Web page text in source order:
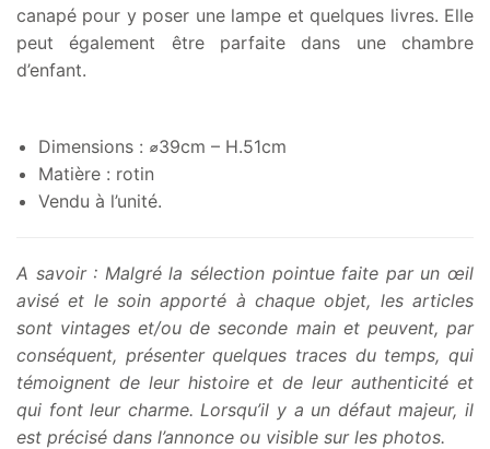
canapé pour y poser une lampe et quelques livres. Elle
peut également être parfaite dans une chambre
d’enfant.
Dimensions : ⌀39cm – H.51cm
Matière : rotin
Vendu à l’unité.
A savoir : Malgré la sélection pointue faite par un œil
avisé et le soin apporté à chaque objet, les articles
sont vintages et/ou de seconde main et peuvent, par
conséquent, présenter quelques traces du temps, qui
témoignent de leur histoire et de leur authenticité et
qui font leur charme. Lorsqu’il y a un défaut majeur, il
est précisé dans l’annonce ou visible sur les photos.